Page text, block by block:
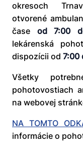
okresoch
otvorené
čase od 7:00
lekárenská
dispozícii od 7:00
Všetky
pohotovostiach
na webovej
NA TOMTO
informácie o